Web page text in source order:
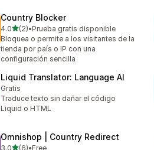
Country Blocker
4.0de 5 estrellas
(2)
2 reseñas en total
•Prueba gratis disponible
Bloquea o permite a los visitantes de la
tienda por país o IP con una
configuración sencilla
Liquid Translator: Language AI
Gratis
Traduce texto sin dañar el código
Liquid o HTML
Omnishop | Country Redirect
3.0de 5 estrellas
(6)•Free